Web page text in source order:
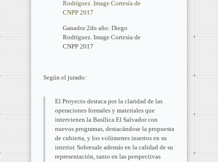
Ganador 2do año: Diego
Rodríguez. Image Cortesía de
CNPP 2017
Según el jurado:
El Proyecto destaca por la claridad de las
operaciones formales y materiales que
intervienen la Basílica El Salvador con
nuevos programas, destacándose la propuesta
de cubierta, y los volúmenes insertos en su
interior. Sobresale además en la calidad de su
representación, tanto en las perspectivas